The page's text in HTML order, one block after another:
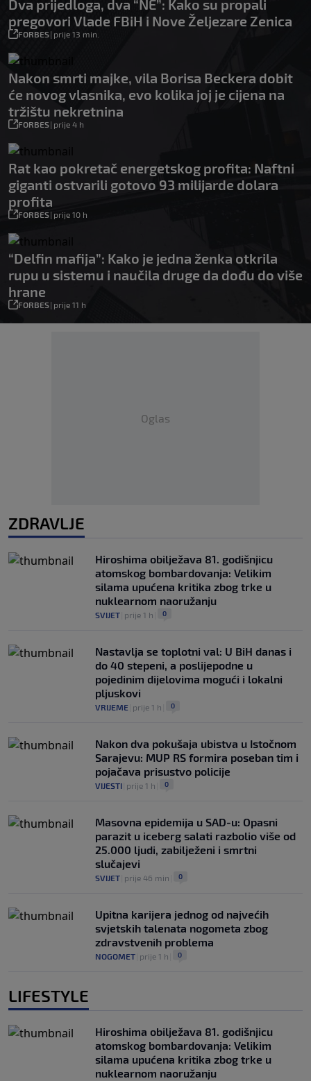
Dva prijedloga, dva “NE”: Kako su propali
pregovori Vlade FBiH i Nove Željezare Zenica
FORBES| prije 13 min.
Nakon smrti majke, vila Borisa Beckera dobit
će novog vlasnika, evo kolika joj je cijena na
tržištu nekretnina
FORBES| prije 4 h
Rat kao pokretač energetskog profita: Naftni
giganti ostvarili gotovo 93 milijarde dolara
profita
FORBES| prije 10 h
“Delfin mafija”: Kako je jedna ženka otkrila
rupu u sistemu i naučila druge da dođu do više
hrane
FORBES| prije 11 h
Oglas
ZDRAVLJE
Hiroshima obilježava 81. godišnjicu
atomskog bombardovanja: Velikim
silama upućena kritika zbog trke u
nuklearnom naoružanju
SVIJET prije 1 h 0
Nastavlja se toplotni val: U BiH danas i
do 40 stepeni, a poslijepodne u
pojedinim dijelovima mogući i lokalni
pljuskovi
VRIJEME prije 1 h 0
Nakon dva pokušaja ubistva u Istočnom
Sarajevu: MUP RS formira poseban tim i
pojačava prisustvo policije
VIJESTI prije 1 h 0
Masovna epidemija u SAD-u: Opasni
parazit u iceberg salati razbolio više od
25.000 ljudi, zabilježeni i smrtni
slučajevi
SVIJET prije 46 min 0
Upitna karijera jednog od najvećih
svjetskih talenata nogometa zbog
zdravstvenih problema
NOGOMET prije 1 h 0
LIFESTYLE
Hiroshima obilježava 81. godišnjicu
atomskog bombardovanja: Velikim
silama upućena kritika zbog trke u
nuklearnom naoružanju